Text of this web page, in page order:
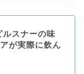
ルスナーの味
が実際に飲ん